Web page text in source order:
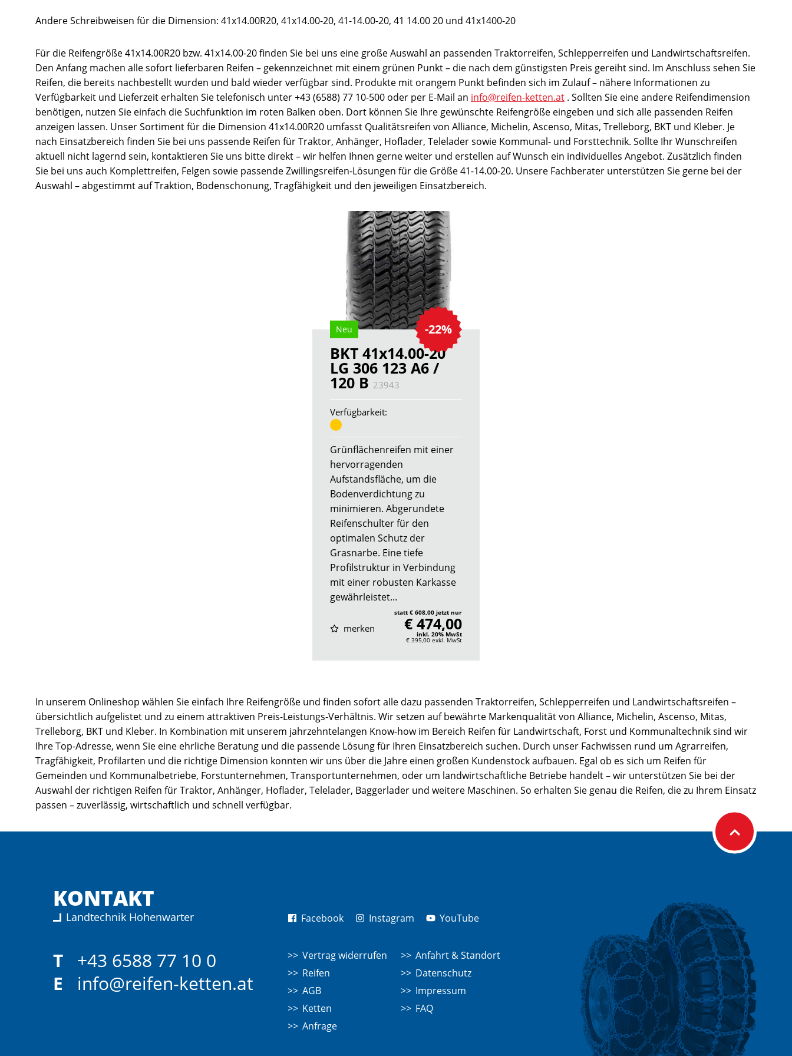
Andere Schreibweisen für die Dimension: 41x14.00R20, 41x14.00-20, 41-14.00-20, 41 14.00 20 und 41x1400-20
Für die Reifengröße 41x14.00R20 bzw. 41x14.00-20 finden Sie bei uns eine große Auswahl an passenden Traktorreifen, Schlepperreifen und Landwirtschaftsreifen.
Den Anfang machen alle sofort lieferbaren Reifen – gekennzeichnet mit einem grünen Punkt – die nach dem günstigsten Preis gereiht sind. Im Anschluss sehen Sie
Reifen, die bereits nachbestellt wurden und bald wieder verfügbar sind. Produkte mit orangem Punkt befinden sich im Zulauf – nähere Informationen zu
Verfügbarkeit und Lieferzeit erhalten Sie telefonisch unter +43 (6588) 77 10-500 oder per E-Mail an info@reifen-ketten.at . Sollten Sie eine andere Reifendimension
benötigen, nutzen Sie einfach die Suchfunktion im roten Balken oben. Dort können Sie Ihre gewünschte Reifengröße eingeben und sich alle passenden Reifen
anzeigen lassen. Unser Sortiment für die Dimension 41x14.00R20 umfasst Qualitätsreifen von Alliance, Michelin, Ascenso, Mitas, Trelleborg, BKT und Kleber. Je
nach Einsatzbereich finden Sie bei uns passende Reifen für Traktor, Anhänger, Hoflader, Telelader sowie Kommunal- und Forsttechnik. Sollte Ihr Wunschreifen
aktuell nicht lagernd sein, kontaktieren Sie uns bitte direkt – wir helfen Ihnen gerne weiter und erstellen auf Wunsch ein individuelles Angebot. Zusätzlich finden
Sie bei uns auch Komplettreifen, Felgen sowie passende Zwillingsreifen-Lösungen für die Größe 41-14.00-20. Unsere Fachberater unterstützen Sie gerne bei der
Auswahl – abgestimmt auf Traktion, Bodenschonung, Tragfähigkeit und den jeweiligen Einsatzbereich.
-22%
Neu
BKT 41x14.00-20
LG 306 123 A6 /
120 B 23943
Verfügbarkeit:
Grünflächenreifen mit einer
hervorragenden
Aufstandsfläche, um die
Bodenverdichtung zu
minimieren. Abgerundete
Reifenschulter für den
optimalen Schutz der
Grasnarbe. Eine tiefe
Profilstruktur in Verbindung
mit einer robusten Karkasse
gewährleistet...
merken
statt € 608,00 jetzt nur
€ 474,00
inkl. 20% MwSt
€ 395,00 exkl. MwSt
In unserem Onlineshop wählen Sie einfach Ihre Reifengröße und finden sofort alle dazu passenden Traktorreifen, Schlepperreifen und Landwirtschaftsreifen –
übersichtlich aufgelistet und zu einem attraktiven Preis-Leistungs-Verhältnis. Wir setzen auf bewährte Markenqualität von Alliance, Michelin, Ascenso, Mitas,
Trelleborg, BKT und Kleber. In Kombination mit unserem jahrzehntelangen Know-how im Bereich Reifen für Landwirtschaft, Forst und Kommunaltechnik sind wir
Ihre Top-Adresse, wenn Sie eine ehrliche Beratung und die passende Lösung für Ihren Einsatzbereich suchen. Durch unser Fachwissen rund um Agrarreifen,
Tragfähigkeit, Profilarten und die richtige Dimension konnten wir uns über die Jahre einen großen Kundenstock aufbauen. Egal ob es sich um Reifen für
Gemeinden und Kommunalbetriebe, Forstunternehmen, Transportunternehmen, oder um landwirtschaftliche Betriebe handelt – wir unterstützen Sie bei der
Auswahl der richtigen Reifen für Traktor, Anhänger, Hoflader, Telelader, Baggerlader und weitere Maschinen. So erhalten Sie genau die Reifen, die zu Ihrem Einsatz
passen – zuverlässig, wirtschaftlich und schnell verfügbar.
KONTAKT
Landtechnik Hohenwarter
T
+43 6588 77 10 0
E
info@reifen-ketten.at
Facebook Instagram YouTube
Vertrag widerrufen
Reifen
AGB
Ketten
Anfrage
Anfahrt & Standort
Datenschutz
Impressum
FAQ